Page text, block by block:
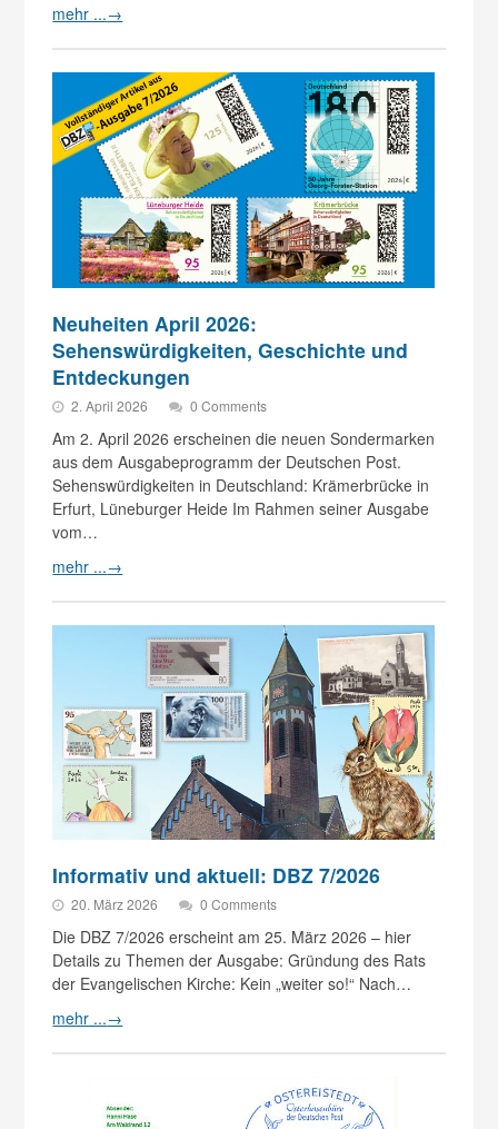
mehr ...→
Neuheiten April 2026:
Sehenswürdigkeiten, Geschichte und
Entdeckungen
2. April 2026 0 Comments
Am 2. April 2026 erscheinen die neuen Sondermarken
aus dem Ausgabeprogramm der Deutschen Post.
Sehenswürdigkeiten in Deutschland: Krämerbrücke in
Erfurt, Lüneburger Heide Im Rahmen seiner Ausgabe
vom…
mehr ...→
Informativ und aktuell: DBZ 7/2026
20. März 2026 0 Comments
Die DBZ 7/2026 erscheint am 25. März 2026 – hier
Details zu Themen der Ausgabe: Gründung des Rats
der Evangelischen Kirche: Kein „weiter so!“ Nach…
mehr ...→